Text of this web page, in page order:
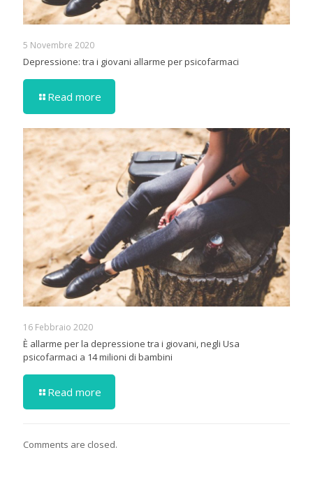
5 Novembre 2020
Depressione: tra i giovani allarme per psicofarmaci
Read more
16 Febbraio 2020
È allarme per la depressione tra i giovani, negli Usa
psicofarmaci a 14 milioni di bambini
Read more
Comments are closed.